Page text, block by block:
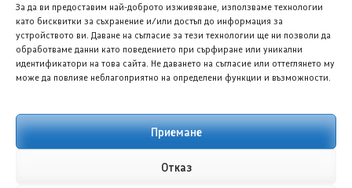
За да ви предоставим най-доброто изживяване, използваме технологии
като бисквитки за съхранение и/или достъп до информация за
устройството ви. Даване на съгласие за тези технологии ще ни позволи да
обработваме данни като поведението при сърфиране или уникални
идентификатори на това сайта. Не даването на съгласие или оттеглянето му
може да повлияе неблагоприятно на определени функции и възможности.
Приемане
Отказ